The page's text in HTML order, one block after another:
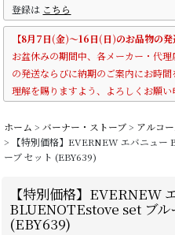
登録は こちら
【8月7日(金)～16日(日)のお品物の発
お盆休みの期間中、各メーカー・代
の発送ならびに納期のご案内にお時
理解を賜りますよう、よろしくお願い
ホーム > バーナー・ストーブ> アルコ
>
【特別価格】EVERNEW エバニュ
ーブ セット (EBY639)
【特別価格】EVERNEW
BLUENOTEstove set ブル
(EBY639)